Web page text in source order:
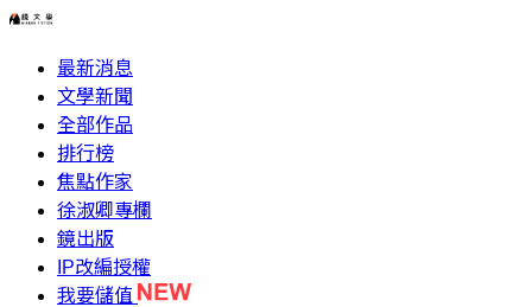
最新消息
文學新聞
全部作品
排行榜
焦點作家
徐淑卿專欄
鏡出版
IP改編授權
我要儲值